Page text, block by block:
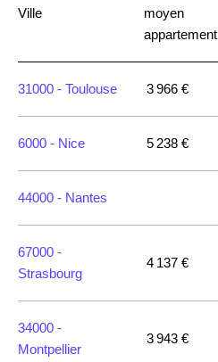
Ville
moyen
appartement
31000 - Toulouse 3 966 €
6000 - Nice 5 238 €
44000 - Nantes
67000 -
Strasbourg
4 137 €
34000 -
Montpellier
3 943 €